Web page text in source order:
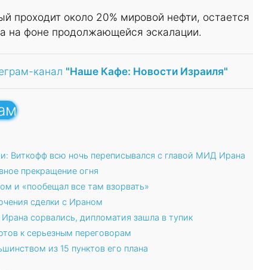
проходит около 20% мировой нефти, остается
на фоне продолжающейся эскалации.
канал "Наше Кафе: Новости Израиля"
Виткофф всю ночь переписывался с главой МИД Ирана
прекращение огня
и «пообещал все там взорвать»
сделки с Ираном
сорвались, дипломатия зашла в тупик
к серьезным переговорам
из 15 пунктов его плана